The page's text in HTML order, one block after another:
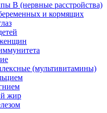
В (нервные расстройства)
и кормящих
(мультивитамины)
жир